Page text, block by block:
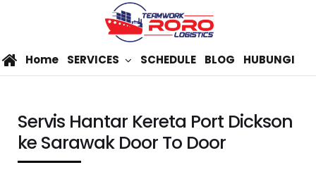
Home SERVICES SCHEDULE BLOG HUBUNGI
Servis Hantar Kereta Port Dickson
ke Sarawak Door To Door